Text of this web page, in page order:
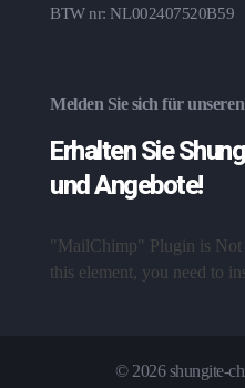
BTW nr: NL002407520B59
Melden Sie sich für
Erhalten Sie
und Angebote!
"MailChimp" Plugin is Not
this element, you need to
© 2026 shungite-